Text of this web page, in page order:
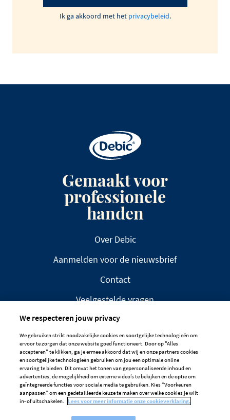
Ik ga akkoord met het privacybeleid.
Gemaakt voor
professionele
handen
Over Debic
Aanmelden voor de nieuwsbrief
Contact
Veelgestelde vragen
DISCLAIMER
PRIVACYBELEID
COOKIEBELEID
Cookievoorkeuren
We respecteren jouw privacy
We gebruiken strikt noodzakelijke cookies en soortgelijke technologieën om
ervoor te zorgen dat onze website goed functioneert. Door op "Alles
accepteren" te klikken, ga je ermee akkoord dat wij en onze partners cookies
en soortgelijke technologieën gebruiken om jou een optimale online
ervaring te bieden. Dit omvat het tonen van gepersonaliseerde inhoud en
advertenties, de mogelijkheid om externe video’s te bekijken en de optie om
geïntegreerde functies voor sociale media te gebruiken. Kies “Voorkeuren
aanpassen” om een gedetailleerde keuze te maken over welke cookies je wilt
in- of uitschakelen.
Lees voor meer informatie onze cookieverklaring.